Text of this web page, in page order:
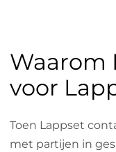
Waarom
voor
Toen Lappset
met partijen in